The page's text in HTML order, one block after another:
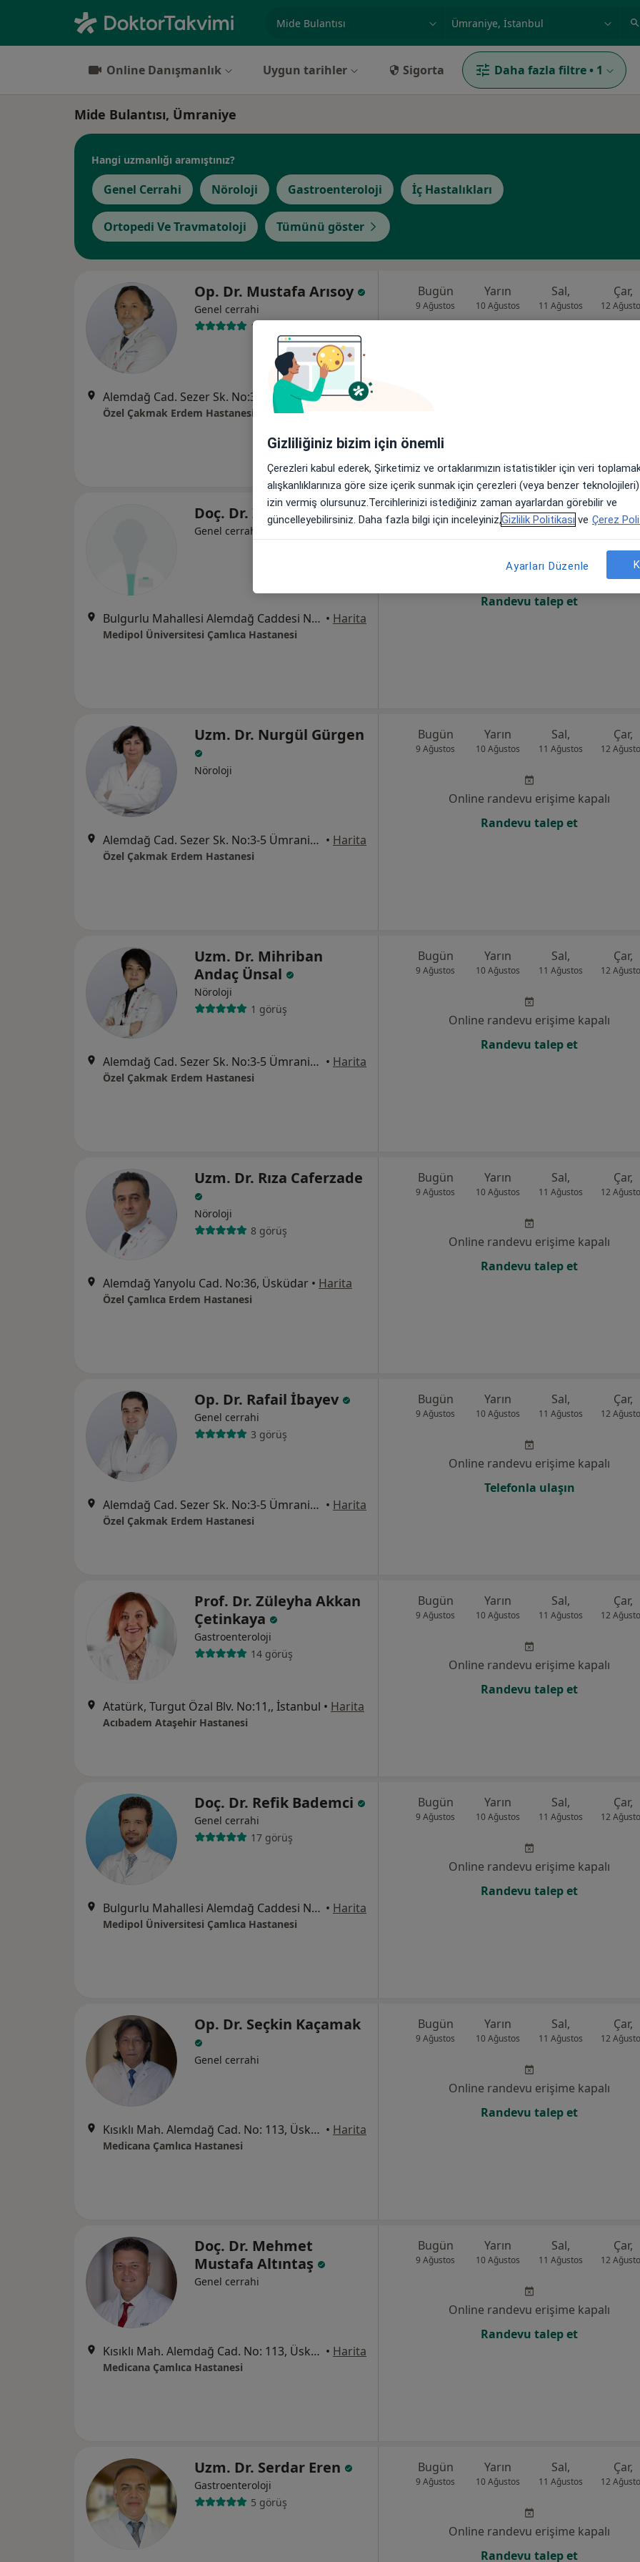
Uzmanlık, ilgi alanı ve hastalık, isimörnek: İstanbul
Online Danışmanlık Uygun tarihler Sigorta Daha fazla filtre • 1
Mide Bulantısı, Ümraniye
Hangi uzmanlığı aramıştınız?
Genel Cerrahi Nöroloji Gastroenteroloji İç Hastalıkları
Ortopedi Ve Travmatoloji Tümünü göster
Op. Dr. Mustafa Arısoy
Genel cerrahi
1 görüş
Alemdağ Cad. Sezer Sk. No:3-5 Ümraniye - İstanbul, Ümraniye •Harita
Özel Çakmak Erdem Hastanesi
Bugün
9 Ağustos
Yarın
10 Ağustos
Sal,
11 Ağustos
Çar,
12
Doç. Dr. İdris Kurtuluş
Genel cerrahi
Bulgurlu Mahallesi Alemdağ Caddesi No:100, Üsküdar • Harita
Medipol Üniversitesi Çamlıca Hastanesi
Bugün
9 Ağustos
Yarın
10 Ağustos
Sal,
11 Ağustos
Çar,
12
Online randevu erişime kapalı
Randevu talep et
Uzm. Dr. Nurgül Gürgen
Nöroloji
Alemdağ Cad. Sezer Sk. No:3-5 Ümraniye - İstanbul, Ümraniye • Harita
Özel Çakmak Erdem Hastanesi
Bugün
9 Ağustos
Yarın
10 Ağustos
Sal,
11 Ağustos
Çar,
12
Online randevu erişime kapalı
Randevu talep et
Uzm. Dr. Mihriban
Andaç Ünsal
Nöroloji
1 görüş
Alemdağ Cad. Sezer Sk. No:3-5 Ümraniye - İstanbul, Ümraniye • Harita
Özel Çakmak Erdem Hastanesi
Bugün
9 Ağustos
Yarın
10 Ağustos
Sal,
11 Ağustos
Çar,
12
Online randevu erişime kapalı
Randevu talep et
Uzm. Dr. Rıza Caferzade
Nöroloji
8 görüş
Alemdağ Yanyolu Cad. No:36, Üsküdar • Harita
Özel Çamlıca Erdem Hastanesi
Bugün
9 Ağustos
Yarın
10 Ağustos
Sal,
11 Ağustos
Çar,
12
Online randevu erişime kapalı
Randevu talep et
Op. Dr. Rafail İbayev
Genel cerrahi
3 görüş
Alemdağ Cad. Sezer Sk. No:3-5 Ümraniye - İstanbul, Ümraniye • Harita
Özel Çakmak Erdem Hastanesi
Bugün
9 Ağustos
Yarın
10 Ağustos
Sal,
11 Ağustos
Çar,
12
Online randevu erişime kapalı
Telefonla ulaşın
Prof. Dr. Züleyha Akkan
Çetinkaya
Gastroenteroloji
14 görüş
Atatürk, Turgut Özal Blv. No:11,, İstanbul • Harita
Acıbadem Ataşehir Hastanesi
Bugün
9 Ağustos
Yarın
10 Ağustos
Sal,
11 Ağustos
Çar,
12
Online randevu erişime kapalı
Randevu talep et
Doç. Dr. Refik Bademci
Genel cerrahi
17 görüş
Bulgurlu Mahallesi Alemdağ Caddesi No:100, Üsküdar • Harita
Medipol Üniversitesi Çamlıca Hastanesi
Bugün
9 Ağustos
Yarın
10 Ağustos
Sal,
11 Ağustos
Çar,
12
Online randevu erişime kapalı
Randevu talep et
Op. Dr. Seçkin Kaçamak
Genel cerrahi
Kısıklı Mah. Alemdağ Cad. No: 113, Üsküdar • Harita
Medicana Çamlıca Hastanesi
Bugün
9 Ağustos
Yarın
10 Ağustos
Sal,
11 Ağustos
Çar,
12
Online randevu erişime kapalı
Randevu talep et
Doç. Dr. Mehmet
Mustafa Altıntaş
Genel cerrahi
Kısıklı Mah. Alemdağ Cad. No: 113, Üsküdar • Harita
Medicana Çamlıca Hastanesi
Bugün
9 Ağustos
Yarın
10 Ağustos
Sal,
11 Ağustos
Çar,
12
Online randevu erişime kapalı
Randevu talep et
Uzm. Dr. Serdar Eren
Gastroenteroloji
5 görüş
Bugün
9 Ağustos
Yarın
10 Ağustos
Sal,
11 Ağustos
Çar,
12
Online randevu erişime kapalı
Randevu talep et
Gizliliğiniz bizim için önemli
Çerezleri kabul ederek, Şirketimiz ve ortaklarımızın istatistikler için veri
alışkanlıklarınıza göre size içerik sunmak için çerezleri (veya benzer
izin vermiş olursunuz.Tercihlerinizi istediğiniz zaman ayarlardan görebilir ve
güncelleyebilirsiniz. Daha fazla bilgi için inceleyiniz,Gizlilik Politikası ve Çerez
Ayarları Düzenle